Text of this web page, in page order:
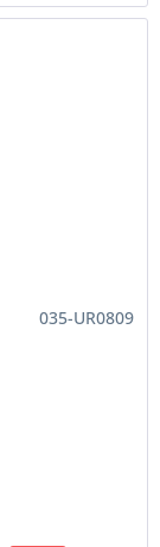
035-UR0809